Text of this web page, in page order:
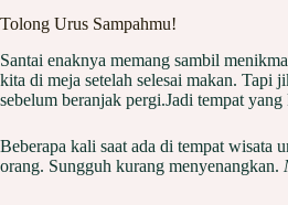
Tolong Urus Sampahmu!
Santai enaknya memang sambil
kita di meja setelah selesai makan. Tapi
sebelum beranjak pergi.Jadi tempat
Beberapa kali saat ada di tempat wisata
orang. Sungguh kurang menyenangkan.